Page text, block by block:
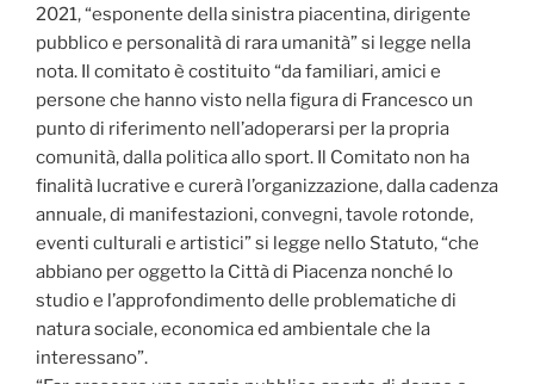
2021, “esponente della sinistra piacentina, dirigente
pubblico e personalità di rara umanità” si legge nella
nota. Il comitato è costituito “da familiari, amici e
persone che hanno visto nella figura di Francesco un
punto di riferimento nell’adoperarsi per la propria
comunità, dalla politica allo sport. Il Comitato non ha
finalità lucrative e curerà l’organizzazione, dalla cadenza
annuale, di manifestazioni, convegni, tavole rotonde,
eventi culturali e artistici” si legge nello Statuto, “che
abbiano per oggetto la Città di Piacenza nonché lo
studio e l’approfondimento delle problematiche di
natura sociale, economica ed ambientale che la
interessano”.